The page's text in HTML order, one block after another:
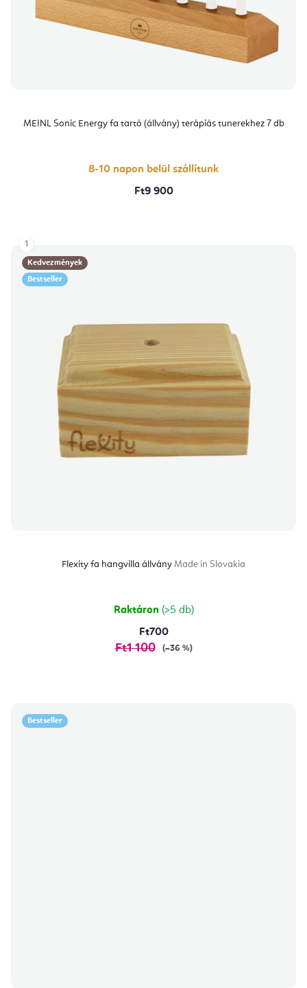
MEINL Sonic Energy fa tartó (állvány) terápiás tunerekhez 7 db
8-10 napon belül szállítunk
Ft9 900
Kedvezmények
Bestseller
Flexity fa hangvilla állvány Made in Slovakia
Raktáron (>5 db)
Ft700
Ft1 100 (–36 %)
1
Bestseller